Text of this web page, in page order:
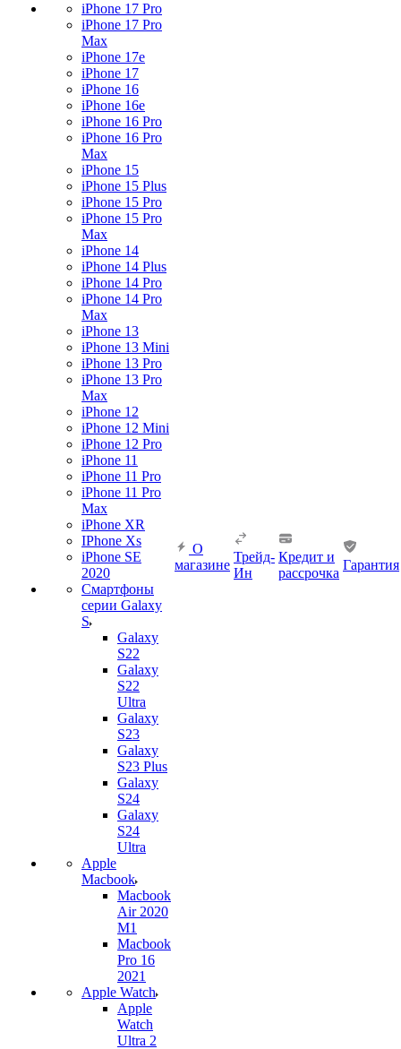
iPhone 17 Pro
iPhone 17 Pro
Max
iPhone 17e
iPhone 17
iPhone 16
iPhone 16e
iPhone 16 Pro
iPhone 16 Pro
Max
iPhone 15
iPhone 15 Plus
iPhone 15 Pro
iPhone 15 Pro
Max
iPhone 14
iPhone 14 Plus
iPhone 14 Pro
iPhone 14 Pro
Max
iPhone 13
iPhone 13 Mini
iPhone 13 Pro
iPhone 13 Pro
Max
iPhone 12
iPhone 12 Mini
iPhone 12 Pro
iPhone 11
iPhone 11 Pro
iPhone 11 Pro
Max
iPhone XR
IPhone Xs
iPhone SE
2020
Смартфоны
серии Galaxy
S
Galaxy
S22
Galaxy
S22
Ultra
Galaxy
S23
Galaxy
S23 Plus
Galaxy
S24
Galaxy
S24
Ultra
Apple
Macbook
Macbook
Air 2020
M1
Macbook
Pro 16
2021
Apple Watch
Apple
Watch
Ultra 2
О
магазине
Трейд-
Ин
Кредит и
рассрочка
Гарантия